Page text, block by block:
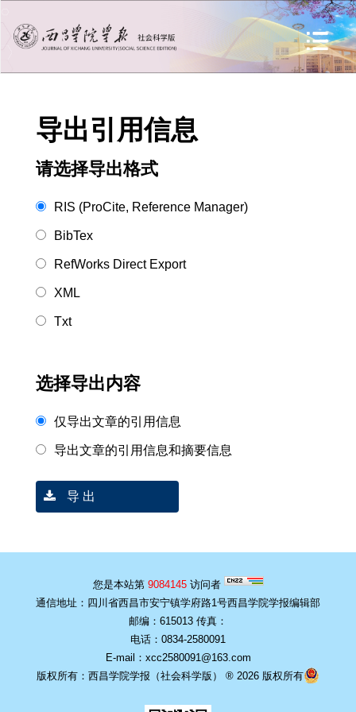
导出引用信息
请选择导出格式
RIS (ProCite, Reference Manager)
BibTex
RefWorks Direct Export
XML
Txt
选择导出内容
仅导出文章的引用信息
导出文章的引用信息和摘要信息
导 出
您是本站第 9084145访问者
通信地址：四川省西昌市安宁镇学府路1号西昌学院学报编辑部
邮编：615013 传真：
电话：0834-2580091
E-mail：xcc2580091@163.com
版权所有：西昌学院学报（社会科学版） ® 2026 版权所有